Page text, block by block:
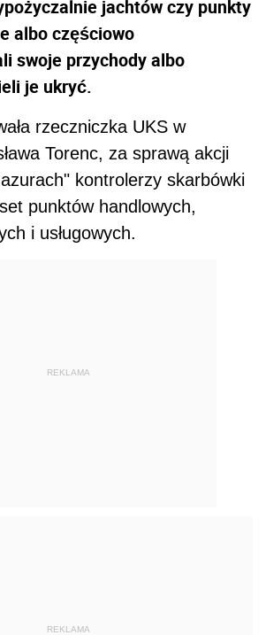
jachtów czy punkty
albo częściowo
swoje przychody albo
je ukryć.
rzeczniczka UKS w
Torenc, za sprawą akcji
kontrolerzy skarbówki
punktów handlowych,
i usługowych.
REKLAMA
REKLAMA